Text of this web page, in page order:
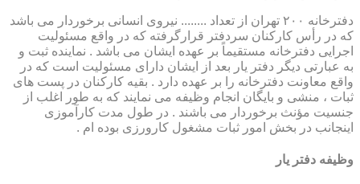
دفترخانه ۲۰۰ تهران از تعداد ........ نیروی انسانی برخوردار می باشد
که در رأس کارکنان سردفتر قرارگرفته که در واقع مسئولیت
اجرایی دفترخانه مستقیماً بر عهده ایشان می باشد . نماینده ثبت و
به عبارتی دیگر دفتر یار بعد از ایشان دارای مسئولیت است که در
واقع معاونت دفترخانه را بر عهده دارد . بقیه کارکنان در پست های
ثبات ، منشی و بایگان انجام وظیفه می نمایند که به طور اغلب از
جنسیت مؤنث برخوردار می باشند . در طول مدت کارآموزی
اینجانب در بخش امور ثبات مشغول کارورزی بوده ام .
وظیفه دفتر یار